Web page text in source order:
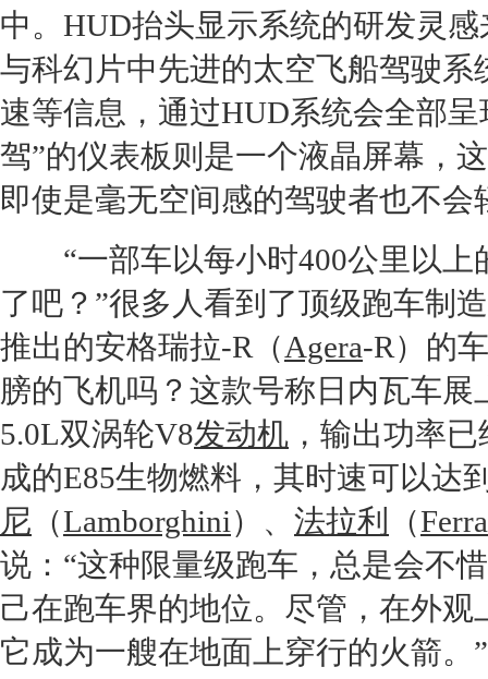
中。HUD抬头显示系统的研发灵
与科幻片中先进的太空飞船驾驶
速等信息，通过HUD系统会全部
驾”的仪表板则是一个液晶屏幕，
即使是毫无空间感的驾驶者也不会
“一部车以每小时400公里以上
了吧？”很多人看到了顶级跑车制
推出的安格瑞拉-R（Agera-R）的
膀的飞机吗？这款号称 日内瓦车展
5.0L双涡轮V8发动机 ，输出功率
成的E85生物燃料，其时速可以达
尼 （Lamborghini）、 法拉利 （
说：“这种限量级跑车 ，总是会不
己在跑车界的地位。尽管，在外
它成为一艘在地面上穿行的火箭。”